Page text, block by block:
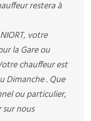
restera à
votre
la Gare ou
chauffeur est
Dimanche . Que
ou particulier,
nous